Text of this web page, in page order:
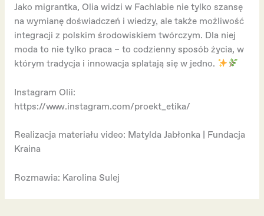
Jako migrantka, Olia widzi w Fachlabie nie tylko szansę
na wymianę doświadczeń i wiedzy, ale także możliwość
integracji z polskim środowiskiem twórczym. Dla niej
moda to nie tylko praca – to codzienny sposób życia, w
którym tradycja i innowacja splatają się w jedno.
Instagram Olii:
https://www.instagram.com/proekt_etika/
Realizacja materiału video: Matylda Jabłonka | Fundacja
Kraina
Rozmawia: Karolina Sulej